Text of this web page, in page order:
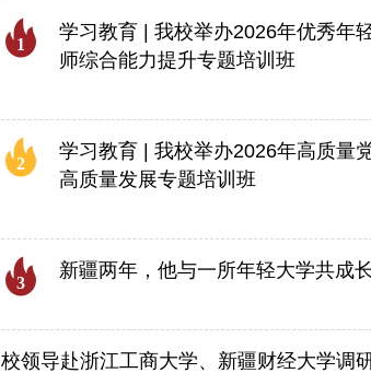
1
学习教育 | 我校举办2026年优秀年
师综合能力提升专题培训班
2
学习教育 | 我校举办2026年高质量
高质量发展专题培训班
3
新疆两年，他与一所年轻大学共成
校领导赴浙江工商大学、新疆财经大学调